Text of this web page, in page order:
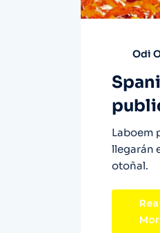
Odi
Laboem
llegarán
otoñal.